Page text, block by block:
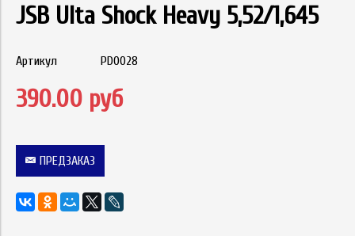
JSB Ulta Shock Heavy 5,52/1,645
Артикул PD0028
390.00 руб
ПРЕДЗАКАЗ